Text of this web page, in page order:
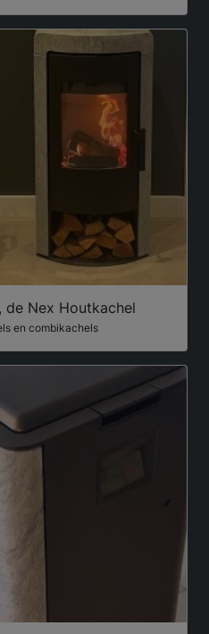
de Nex Houtkachel
en combikachels